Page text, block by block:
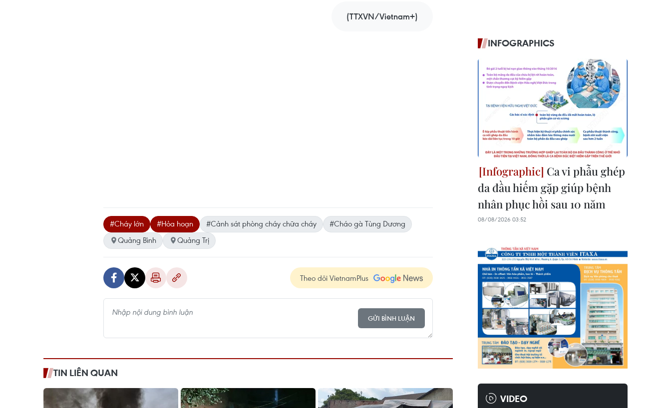
(TTXVN/Vietnam+)
#Cháy lớn #Hỏa hoạn #Cảnh sát phòng cháy chữa cháy
#Cháo gà Tùng Dương
Quảng Bình
Quảng Trị
Theo dõi VietnamPlus
GỬI BÌNH LUẬN
TIN LIÊN QUAN
INFOGRAPHICS
Ca vi phẫu ghép
da đầu hiếm gặp giúp bệnh
nhân phục hồi sau 10 năm
08/08/2026 03:52
VIDEO